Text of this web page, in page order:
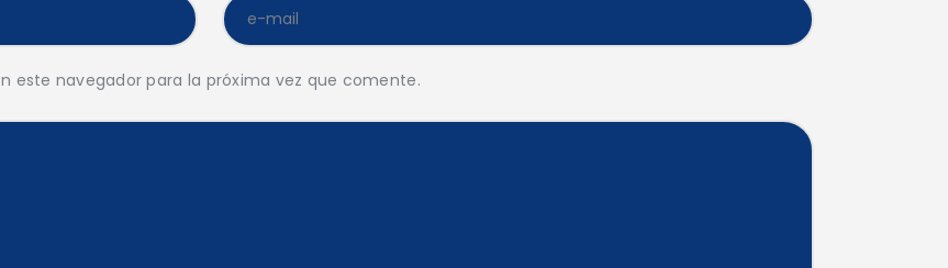
este navegador para la próxima vez que comente.